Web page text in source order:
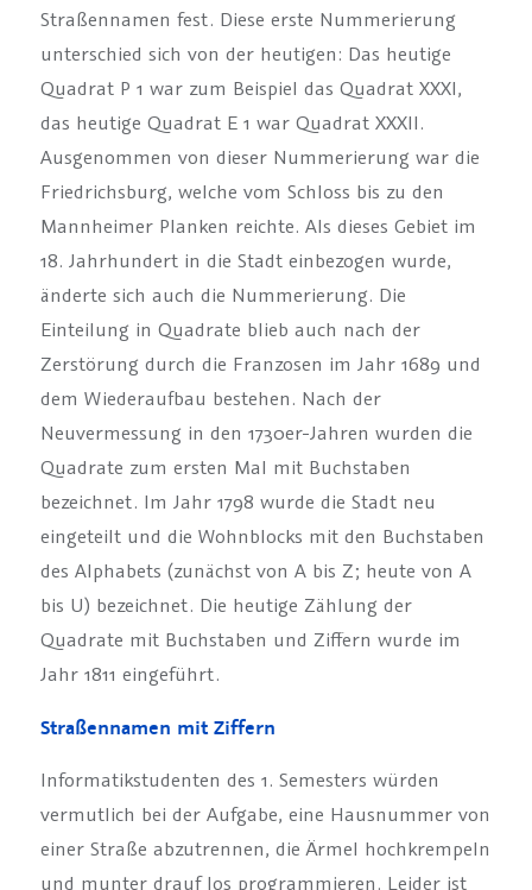
Straßennamen fest. Diese erste Nummerierung
unterschied sich von der heutigen: Das heutige
Quadrat P 1 war zum Beispiel das Quadrat XXXI,
das heutige Quadrat E 1 war Quadrat XXXII.
Ausgenommen von dieser Nummerierung war die
Friedrichsburg, welche vom Schloss bis zu den
Mannheimer Planken reichte. Als dieses Gebiet im
18. Jahrhundert in die Stadt einbezogen wurde,
änderte sich auch die Nummerierung. Die
Einteilung in Quadrate blieb auch nach der
Zerstörung durch die Franzosen im Jahr 1689 und
dem Wiederaufbau bestehen. Nach der
Neuvermessung in den 1730er-Jahren wurden die
Quadrate zum ersten Mal mit Buchstaben
bezeichnet. Im Jahr 1798 wurde die Stadt neu
eingeteilt und die Wohnblocks mit den Buchstaben
des Alphabets (zunächst von A bis Z; heute von A
bis U) bezeichnet. Die heutige Zählung der
Quadrate mit Buchstaben und Ziffern wurde im
Jahr 1811 eingeführt.
Straßennamen mit Ziffern
Informatikstudenten des 1. Semesters würden
vermutlich bei der Aufgabe, eine Hausnummer von
einer Straße abzutrennen, die Ärmel hochkrempeln
und munter drauf los programmieren. Leider ist